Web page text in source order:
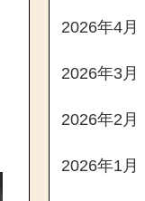
2026年4月
2026年3月
2026年2月
2026年1月